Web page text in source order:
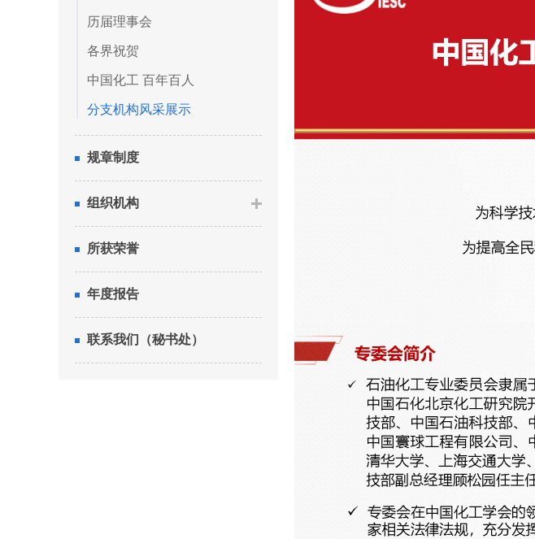
历届理事会
各界祝贺
中国化工 百年百人
分支机构风采展示
规章制度
组织机构
所获荣誉
年度报告
联系我们（秘书处）